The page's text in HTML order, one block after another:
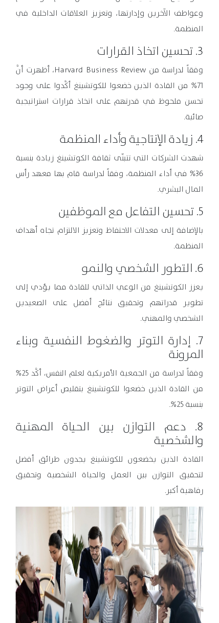
وعواطف الآخرين وإدارتها، وتعزيز العلاقات الداخلية في
المنظمة.
3. تحسين اتخاذ القرارات
وفقاً لدراسة من Harvard Business Review، أظهرت أنَّ
71% من القادة الذين خضعوا للكوتشينغ أكَّدوا على وجود
تحسن ملحوظ في قدرتهم على اتخاذ قرارات استراتيجية
صائبة.
4. زيادة الإنتاجية وأداء المنظمة
شهدت الشركات التي تتبنّى ثقافة الكوتشينغ زيادة بنسبة
36% في أداء المنظمة، وفقاً لدراسة قام بها معهد رأس
المال البشري.
5. تحسين التفاعل مع الموظفين
بالإضافة إلى معدلات الاحتفاظ وتعزيز الالتزام تجاه أهداف
المنظمة.
6. التطور الشخصي والنمو
يعزز الكوتشينغ من الوعي الذاتي للقادة مما يؤدي إلى
تطوير قدراتهم وتحقيق نتائج أفضل على الصعيدين
الشخصي والمهني.
7. إدارة التوتر والضغوط النفسية وبناء
المرونة
وفقاً لدراسة من الجمعية الأمريكية لعلم النفس، أكَّد 25%
من القادة الذين خضعوا للكوتشينغ بتقليص أعراض التوتر
بنسبة 25%.
8. دعم التوازن بين الحياة المهنية
والشخصية
القادة الذين يخضعون للكوتشينغ يجدون طرائق أفضل
لتحقيق التوازن بين العمل والحياة الشخصية وتحقيق
رفاهية أكبر.